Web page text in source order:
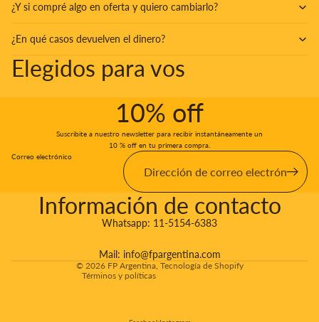
¿Y si compré algo en oferta y quiero cambiarlo?
¿En qué casos devuelven el dinero?
Elegidos para vos
10% off
Suscribite a nuestro newsletter para recibir instantáneamente un
10 % off en tu primera compra.
Correo electrónico
Información de contacto
Whatsapp: 11-5154-6383
Mail: info@fpargentina.com
© 2026 FP Argentina, Tecnología de Shopify
Términos y políticas
Politicas de Envíos & Devoluciones